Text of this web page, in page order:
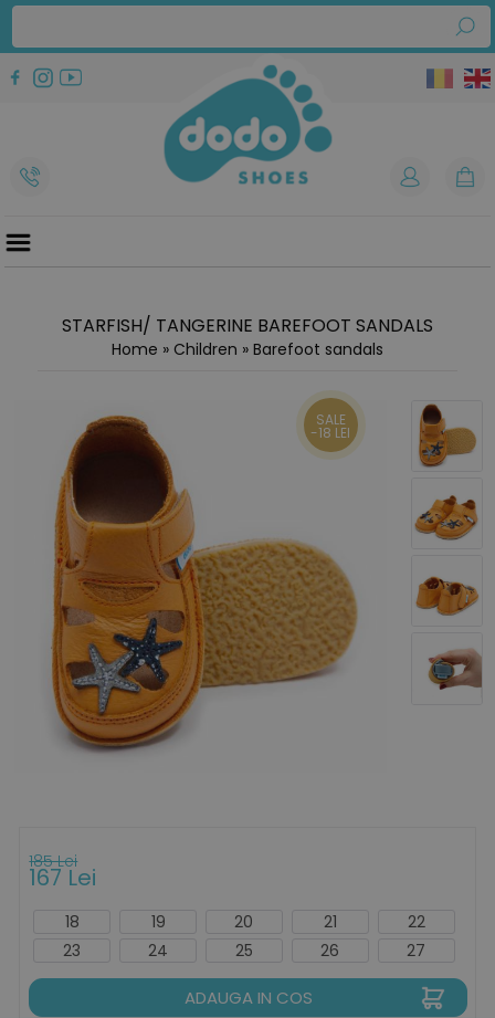
STARFISH/ TANGERINE BAREFOOT SANDALS
Home » Children » Barefoot sandals
SALE
-18 LEI
185 Lei
167 Lei
18 19 20 21
22
23
24 25 26 27
ADAUGA IN COS